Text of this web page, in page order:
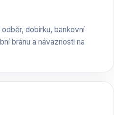
dobírku, bankovní
bránu a návaznosti na